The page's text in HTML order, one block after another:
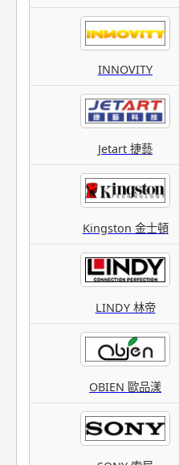
INNOVITY
Jetart 捷藝
Kingston 金士頓
LINDY 林帝
OBIEN 歐品漾